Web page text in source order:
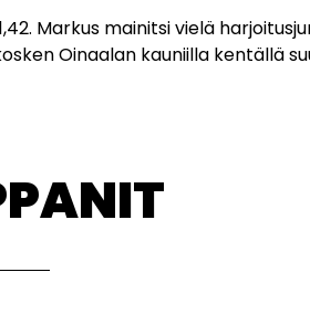
Markus mainitsi vielä
Oinaalan kauniilla kentällä